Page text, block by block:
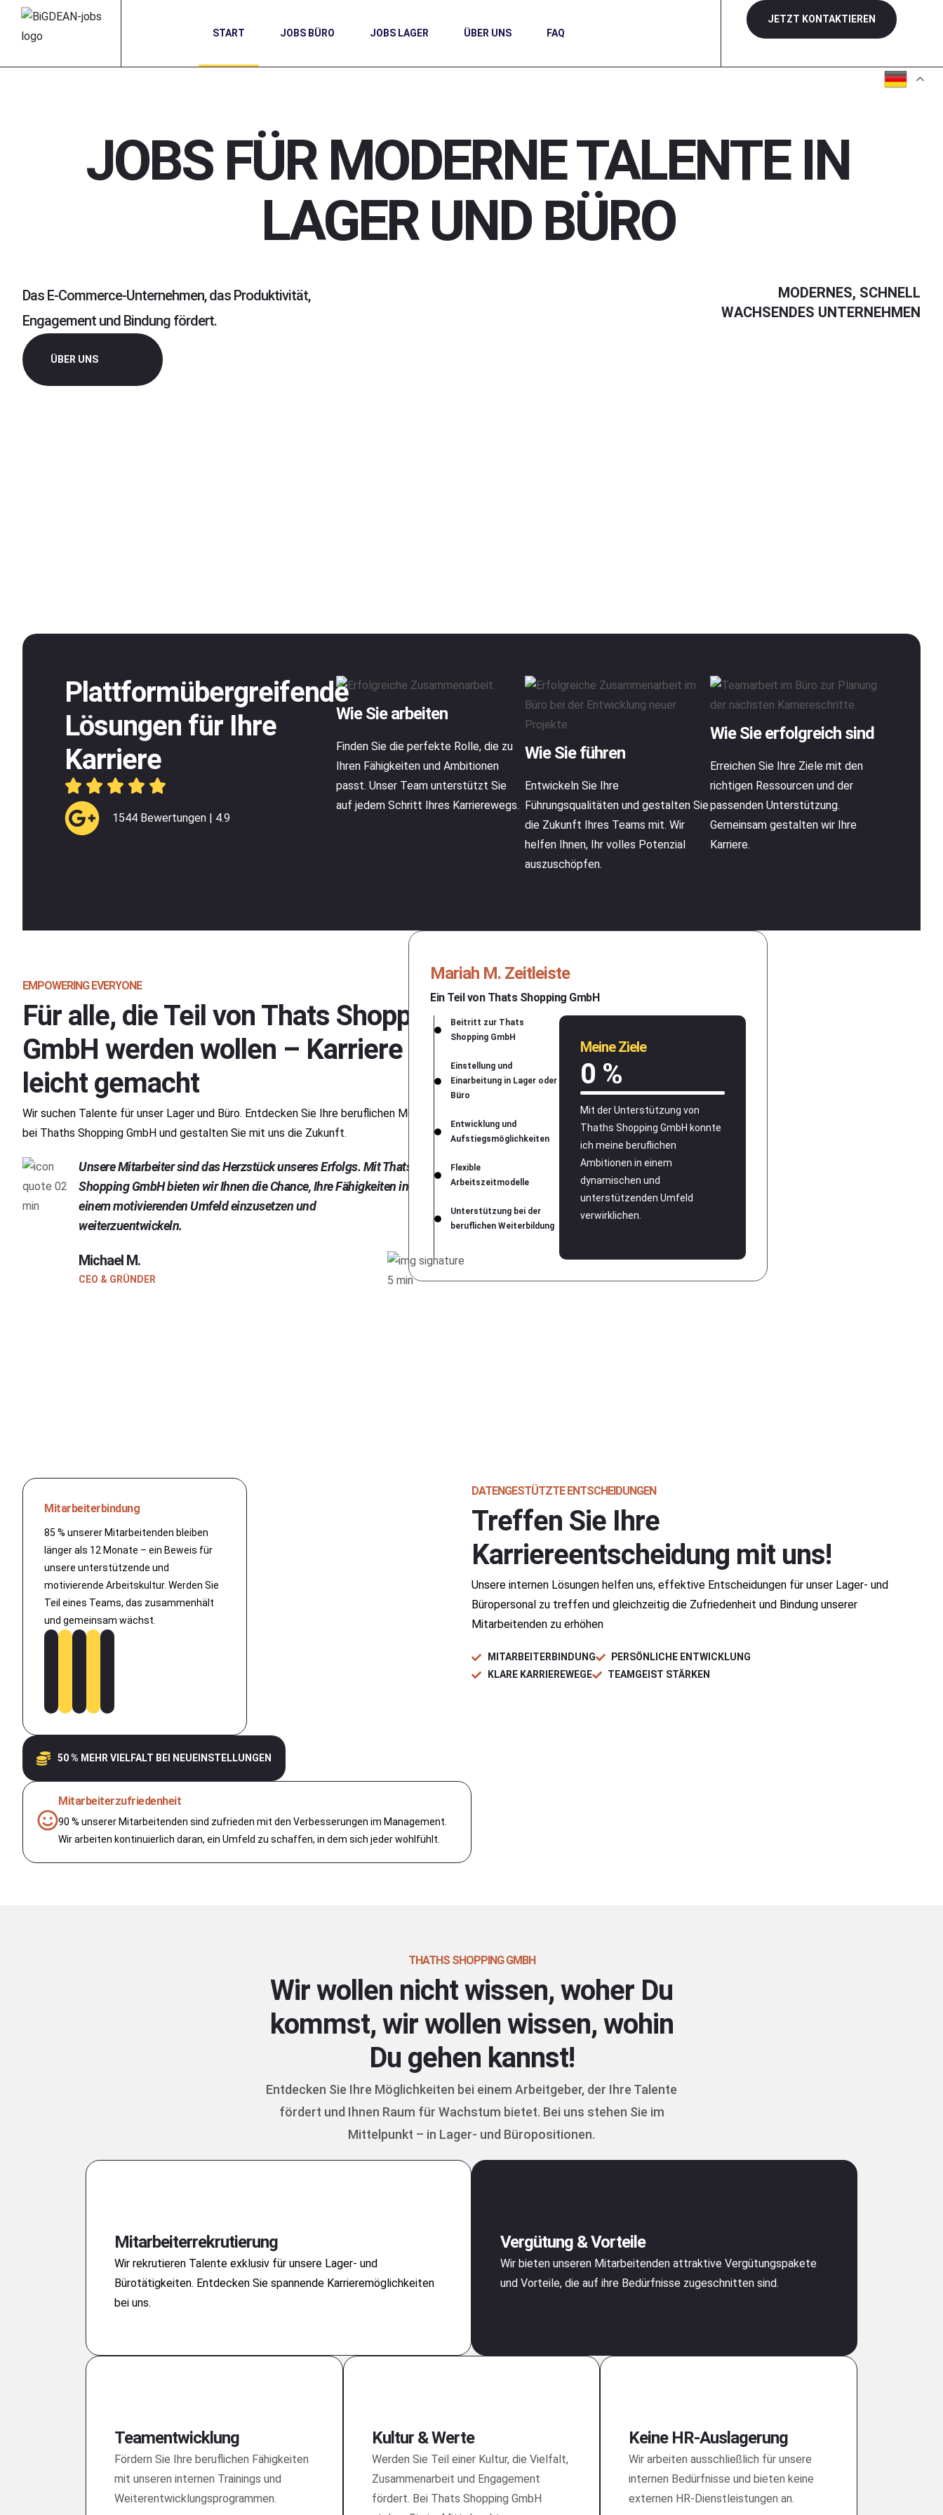
START JOBS BÜRO JOBS LAGER ÜBER UNS FAQ
JETZT KONTAKTIEREN
JOBS FÜR MODERNE TALENTE IN
LAGER UND BÜRO
Das E-Commerce-Unternehmen, das Produktivität,
Engagement und Bindung fördert.
ÜBER UNS
MODERNES, SCHNELL
WACHSENDES UNTERNEHMEN
Plattformübergreifende
Lösungen für Ihre
Karriere
1544 Bewertungen | 4.9
Wie Sie arbeiten
Finden Sie die perfekte Rolle, die zu
Ihren Fähigkeiten und Ambitionen
passt. Unser Team unterstützt Sie
auf jedem Schritt Ihres Karrierewegs.
Wie Sie führen
Entwickeln Sie Ihre
Führungsqualitäten und gestalten Sie
die Zukunft Ihres Teams mit. Wir
helfen Ihnen, Ihr volles Potenzial
auszuschöpfen.
Wie Sie erfolgreich sind
Erreichen Sie Ihre Ziele mit den
richtigen Ressourcen und der
passenden Unterstützung.
Gemeinsam gestalten wir Ihre
Karriere.
EMPOWERING EVERYONE
Für alle, die Teil von Thats Shopping
GmbH werden wollen – Karriere
leicht gemacht
Wir suchen Talente für unser Lager und Büro. Entdecken Sie Ihre beruflichen Möglichkeiten
bei Thaths Shopping GmbH und gestalten Sie mit uns die Zukunft.
Unsere Mitarbeiter sind das Herzstück unseres Erfolgs. Mit Thats
Shopping GmbH bieten wir Ihnen die Chance, Ihre Fähigkeiten in
einem motivierenden Umfeld einzusetzen und
weiterzuentwickeln.
Michael M.
CEO & GRÜNDER
Mariah M. Zeitleiste
Ein Teil von Thats Shopping GmbH
Beitritt zur Thats
Shopping GmbH
Einstellung und
Einarbeitung in Lager oder
Büro
Entwicklung und
Aufstiegsmöglichkeiten
Flexible
Arbeitszeitmodelle
Unterstützung bei der
beruflichen Weiterbildung
Meine Ziele
0 %
Mit der Unterstützung von
Thaths Shopping GmbH konnte
ich meine beruflichen
Ambitionen in einem
dynamischen und
unterstützenden Umfeld
verwirklichen.
Mitarbeiterbindung
85 % unserer Mitarbeitenden bleiben
länger als 12 Monate – ein Beweis für
unsere unterstützende und
motivierende Arbeitskultur. Werden Sie
Teil eines Teams, das zusammenhält
und gemeinsam wächst.
50 % MEHR VIELFALT BEI NEUEINSTELLUNGEN
Mitarbeiterzufriedenheit
90 % unserer Mitarbeitenden sind zufrieden mit den Verbesserungen im Management.
Wir arbeiten kontinuierlich daran, ein Umfeld zu schaffen, in dem sich jeder wohlfühlt.
DATENGESTÜTZTE ENTSCHEIDUNGEN
Treffen Sie Ihre
Karriereentscheidung mit uns!
Unsere internen Lösungen helfen uns, effektive Entscheidungen für unser Lager- und
Büropersonal zu treffen und gleichzeitig die Zufriedenheit und Bindung unserer
Mitarbeitenden zu erhöhen
MITARBEITERBINDUNG
PERSÖNLICHE ENTWICKLUNG
KLARE KARRIEREWEGE
TEAMGEIST STÄRKEN
THATHS SHOPPING GMBH
Wir wollen nicht wissen, woher Du
kommst, wir wollen wissen, wohin
Du gehen kannst!
Entdecken Sie Ihre Möglichkeiten bei einem Arbeitgeber, der Ihre Talente
fördert und Ihnen Raum für Wachstum bietet. Bei uns stehen Sie im
Mittelpunkt – in Lager- und Büropositionen.
Mitarbeiterrekrutierung
Wir rekrutieren Talente exklusiv für unsere Lager- und
Bürotätigkeiten. Entdecken Sie spannende Karrieremöglichkeiten
bei uns.
Vergütung & Vorteile
Wir bieten unseren Mitarbeitenden attraktive Vergütungspakete
und Vorteile, die auf ihre Bedürfnisse zugeschnitten sind.
Teamentwicklung
Fördern Sie Ihre beruflichen Fähigkeiten
mit unseren internen Trainings und
Weiterentwicklungsprogrammen.
Kultur & Werte
Werden Sie Teil einer Kultur, die Vielfalt,
Zusammenarbeit und Engagement
fördert. Bei Thats Shopping GmbH
Keine HR-Auslagerung
Wir arbeiten ausschließlich für unsere
internen Bedürfnisse und bieten keine
externen HR-Dienstleistungen an.